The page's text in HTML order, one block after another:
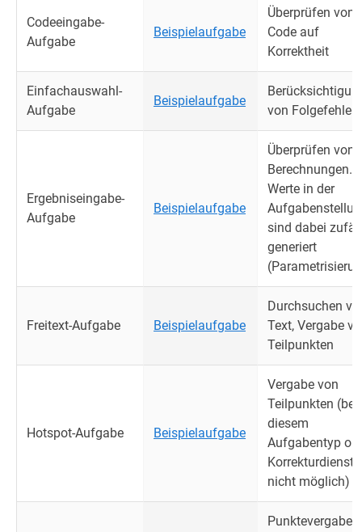
Codeeingabe-
Aufgabe
Beispielaufgabe
Überprüfen von
Code auf
Korrektheit
Einfachauswahl-
Aufgabe
Beispielaufgabe
von Folgefehlern
Ergebniseingabe-
Aufgabe
Beispielaufgabe
Überprüfen von
Berechnungen.
Werte in der
sind dabei
generiert
Freitext-Aufgabe Beispielaufgabe
Durchsuchen
Text, Vergabe
Teilpunkten
Hotspot-Aufgabe Beispielaufgabe
Vergabe von
Teilpunkten (bei
diesem
Aufgabentyp
Korrekturdienst
nicht möglich)
Punktevergabe